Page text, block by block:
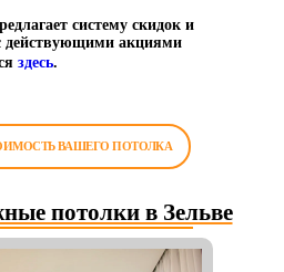
систему скидок и
действующими акциями
здесь.
ВАШЕГО ПОТОЛКА
потолки в Зельве